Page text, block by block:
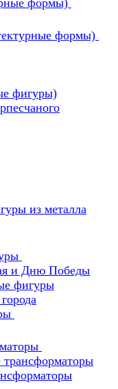
формы)
формы)
фигуры)
из металла
и Дню Победы
фигуры